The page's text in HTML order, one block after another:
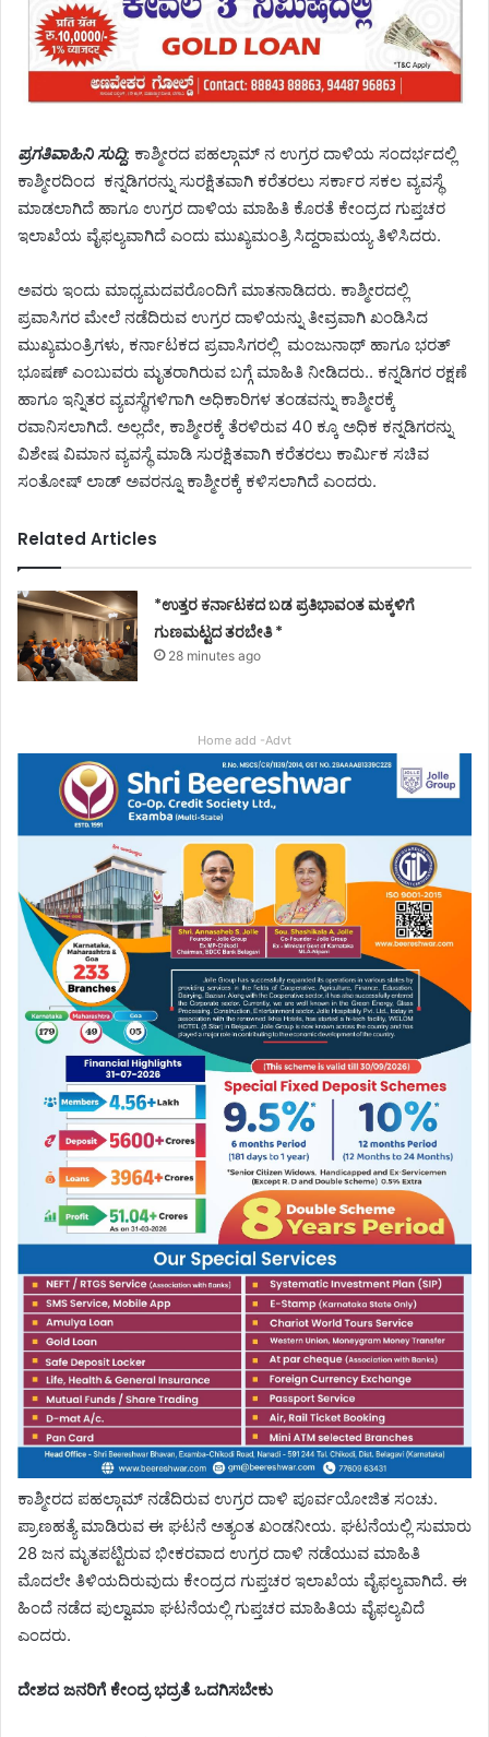
ಪ್ರಗತಿವಾಹಿನಿ ಸುದ್ದಿ: ಕಾಶ್ಮೀರದ ಪಹಲ್ಗಾಮ್ ನ ಉಗ್ರರ ದಾಳಿಯ ಸಂದರ್ಭದಲ್ಲಿ
ಕಾಶ್ಮೀರದಿಂದ ಕನ್ನಡಿಗರನ್ನು ಸುರಕ್ಷಿತವಾಗಿ ಕರೆತರಲು ಸರ್ಕಾರ ಸಕಲ ವ್ಯವಸ್ಥೆ
ಮಾಡಲಾಗಿದೆ ಹಾಗೂ ಉಗ್ರರ ದಾಳಿಯ ಮಾಹಿತಿ ಕೊರತೆ ಕೇಂದ್ರದ ಗುಪ್ತಚರ
ಇಲಾಖೆಯ ವೈಫಲ್ಯವಾಗಿದೆ ಎಂದು ಮುಖ್ಯಮಂತ್ರಿ ಸಿದ್ದರಾಮಯ್ಯ ತಿಳಿಸಿದರು.
ಅವರು ಇಂದು ಮಾಧ್ಯಮದವರೊಂದಿಗೆ ಮಾತನಾಡಿದರು. ಕಾಶ್ಮೀರದಲ್ಲಿ
ಪ್ರವಾಸಿಗರ ಮೇಲೆ ನಡೆದಿರುವ ಉಗ್ರರ ದಾಳಿಯನ್ನು ತೀವ್ರವಾಗಿ ಖಂಡಿಸಿದ
ಮುಖ್ಯಮಂತ್ರಿಗಳು, ಕರ್ನಾಟಕದ ಪ್ರವಾಸಿಗರಲ್ಲಿ ಮಂಜುನಾಥ್ ಹಾಗೂ ಭರತ್
ಭೂಷಣ್ ಎಂಬುವರು ಮೃತರಾಗಿರುವ ಬಗ್ಗೆ ಮಾಹಿತಿ ನೀಡಿದರು.. ಕನ್ನಡಿಗರ ರಕ್ಷಣೆ
ಹಾಗೂ ಇನ್ನಿತರ ವ್ಯವಸ್ಥೆಗಳಿಗಾಗಿ ಅಧಿಕಾರಿಗಳ ತಂಡವನ್ನು ಕಾಶ್ಮೀರಕ್ಕೆ
ರವಾನಿಸಲಾಗಿದೆ. ಅಲ್ಲದೇ, ಕಾಶ್ಮೀರಕ್ಕೆ ತೆರಳಿರುವ 40 ಕ್ಕೂ ಅಧಿಕ ಕನ್ನಡಿಗರನ್ನು
ವಿಶೇಷ ವಿಮಾನ ವ್ಯವಸ್ಥೆ ಮಾಡಿ ಸುರಕ್ಷಿತವಾಗಿ ಕರೆತರಲು ಕಾರ್ಮಿಕ ಸಚಿವ
ಸಂತೋಷ್ ಲಾಡ್ ಅವರನ್ನೂ ಕಾಶ್ಮೀರಕ್ಕೆ ಕಳಿಸಲಾಗಿದೆ ಎಂದರು.
Related Articles
*ಉತ್ತರ ಕರ್ನಾಟಕದ ಬಡ ಪ್ರತಿಭಾವಂತ ಮಕ್ಕಳಿಗೆ
ಗುಣಮಟ್ಟದ ತರಬೇತಿ *
28 minutes ago
Home add -Advt
ಕಾಶ್ಮೀರದ ಪಹಲ್ಗಾಮ್ ನಡೆದಿರುವ ಉಗ್ರರ ದಾಳಿ ಪೂರ್ವಯೋಜಿತ ಸಂಚು.
ಪ್ರಾಣಹತ್ಯೆ ಮಾಡಿರುವ ಈ ಘಟನೆ ಅತ್ಯಂತ ಖಂಡನೀಯ. ಘಟನೆಯಲ್ಲಿ ಸುಮಾರು
28 ಜನ ಮೃತಪಟ್ಟಿರುವ ಭೀಕರವಾದ ಉಗ್ರರ ದಾಳಿ ನಡೆಯುವ ಮಾಹಿತಿ
ಮೊದಲೇ ತಿಳಿಯದಿರುವುದು ಕೇಂದ್ರದ ಗುಪ್ತಚರ ಇಲಾಖೆಯ ವೈಫಲ್ಯವಾಗಿದೆ. ಈ
ಹಿಂದೆ ನಡೆದ ಪುಲ್ವಾಮಾ ಘಟನೆಯಲ್ಲಿ ಗುಪ್ತಚರ ಮಾಹಿತಿಯ ವೈಫಲ್ಯವಿದೆ
ಎಂದರು.
ದೇಶದ ಜನರಿಗೆ ಕೇಂದ್ರ ಭದ್ರತೆ ಒದಗಿಸಬೇಕು